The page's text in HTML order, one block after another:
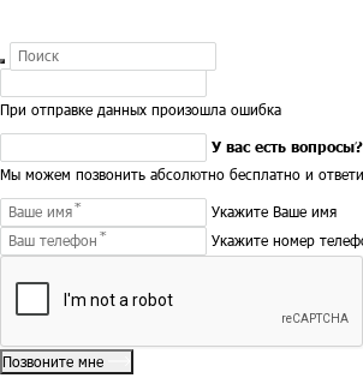
При отправке данных произошла ошибка
У вас есть вопросы?
Мы можем позвонить абсолютно бесплатно и
Укажите Ваше имя
Укажите номер
Позвоните мне